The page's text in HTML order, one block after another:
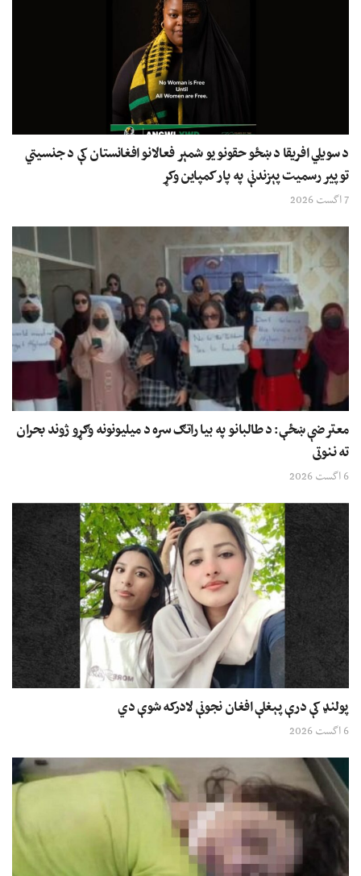
د سویلي افریقا د ښځو حقونو یو شمېر فعالانو افغانستان کې د جنسیتي
توپیر رسمیت پېزندنې په پار کمپاین وکړ
7 اگست 2026
معترضې ښځې: د طالبانو په بیا راتګ سره د میلیونونه وګړو ژوند بحران
ته ننوتی
6 اگست 2026
پولنډ کې درې پېغلې افغان نجونې لادرکه شوې دي
6 اگست 2026